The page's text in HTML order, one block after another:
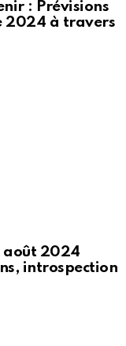
: Prévisions
2024 à travers
août 2024
introspection